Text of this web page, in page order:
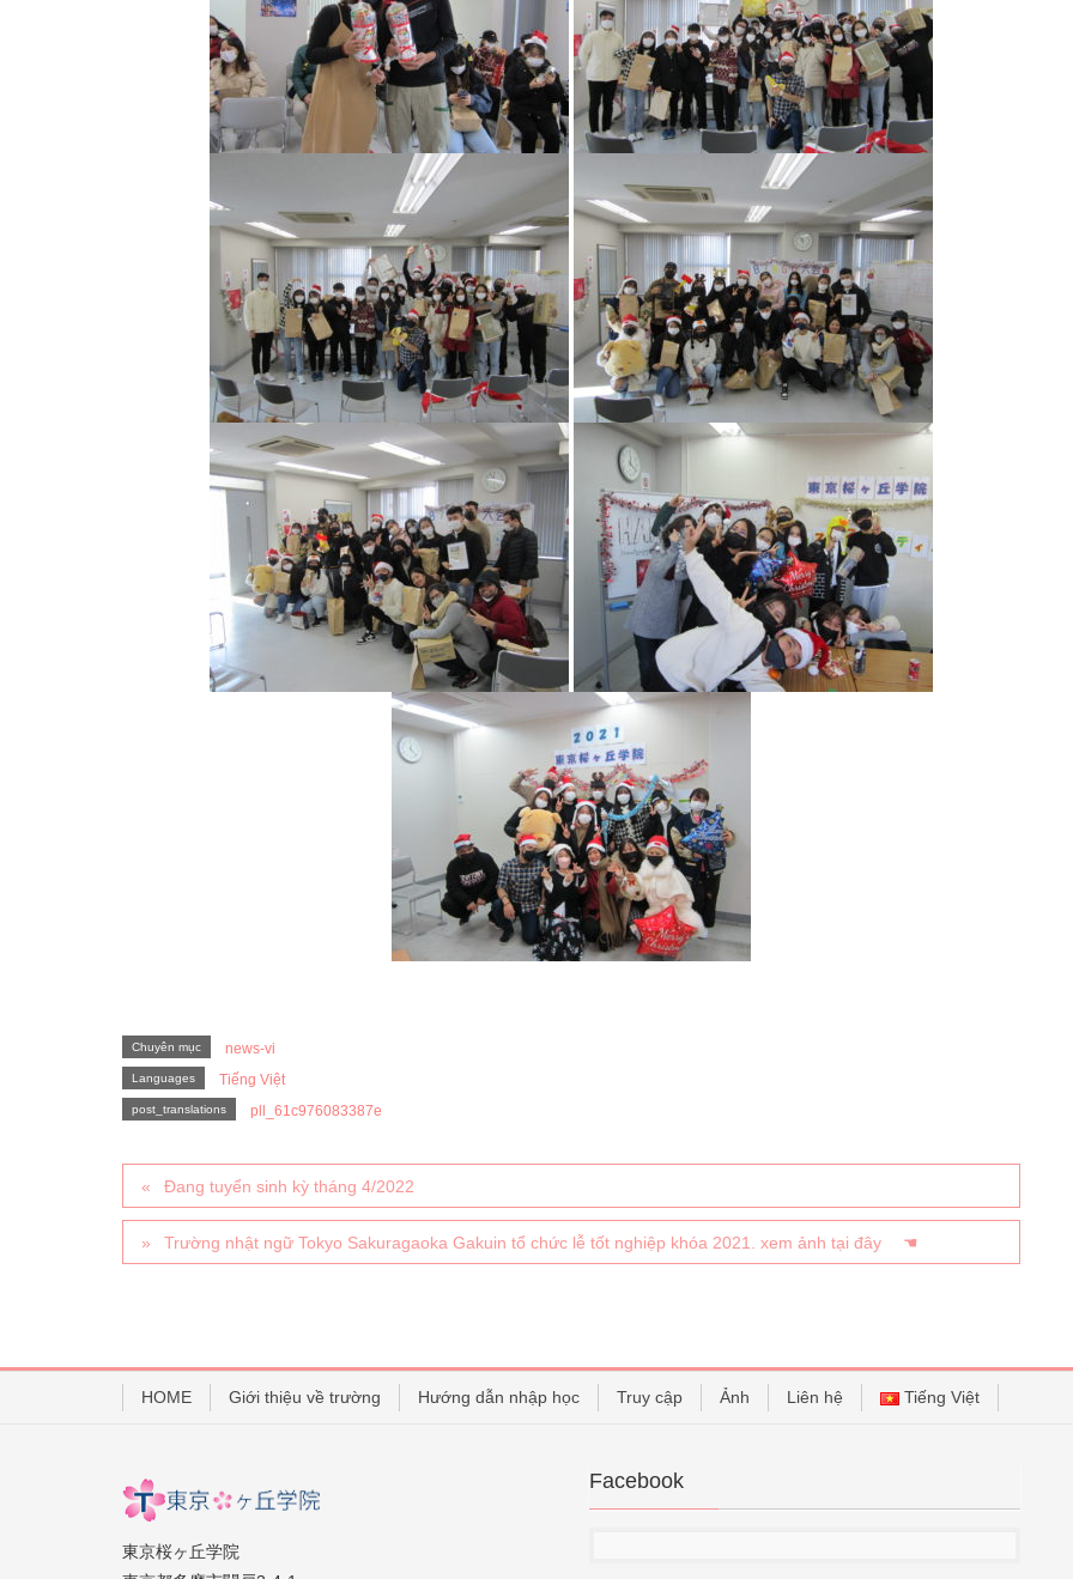
Chuyên mục news-vi
Languages Tiếng Việt
post_translations pll_61c976083387e
Đang tuyển sinh kỳ tháng 4/2022
Trường nhật ngữ Tokyo Sakuragaoka Gakuin tổ chức lễ tốt nghiệp khóa 2021. xem ảnh tại đây ☚
HOME Giới thiệu về trường Hướng dẫn nhập học Truy cập Ảnh Liên hệ Tiếng Việt
東京桜ヶ丘学院
Facebook